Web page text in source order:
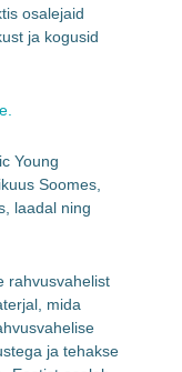
osalejaid
ja kogusid
Young
Soomes,
laadal ning
rahvusvahelist
mida
ja tehakse